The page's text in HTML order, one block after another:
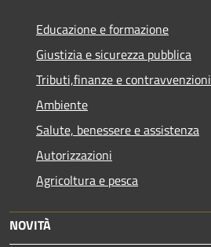
Educazione e formazione
Giustizia e sicurezza pubblica
Tributi,finanze e contravvenzioni
Ambiente
Salute, benessere e assistenza
Autorizzazioni
Agricoltura e pesca
NOVITÀ